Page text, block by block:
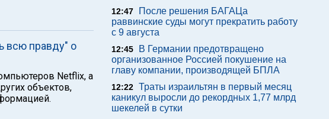
всю правду" о
Netflix, а
объектов,
12:47
После решения БАГАЦа
раввинские суды могут прекратить работу
с 9 августа
12:45
В Германии предотвращено
организованное Россией покушение на
главу компании, производящей БПЛА
12:22 Траты израильтян в первый месяц
каникул выросли до рекордных 1,77 млрд
шекелей в сутки